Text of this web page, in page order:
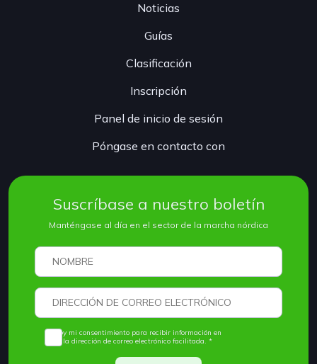
Noticias
Guías
Clasificación
Inscripción
Panel de inicio de sesión
Póngase en contacto con
Suscríbase a nuestro boletín
Manténgase al día en el sector de la marcha nórdica
Doy mi consentimiento para recibir información en
la dirección de correo electrónico facilitada. *